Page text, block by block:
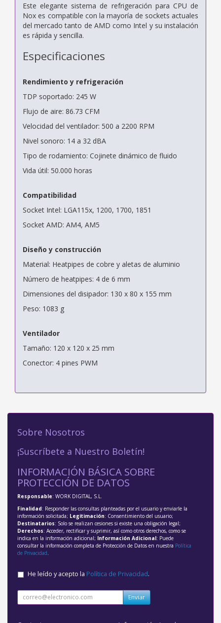
Este elegante sistema de refrigeración para CPU de
Nox es compatible con la mayoría de sockets actuales
del mercado tanto de AMD como Intel y su instalación
es rápida y sencilla.
Especificaciones
Rendimiento y refrigeración
TDP soportado: 245 W
Flujo de aire: 86.73 CFM
Velocidad del ventilador: 500 a 2200 RPM
Nivel sonoro: 14 a 32 dBA
Tipo de rodamiento: Cojinete dinámico de fluido
Vida útil: 50.000 horas
Compatibilidad
Socket Intel: LGA115x, 1200, 1700, 1851
Socket AMD: AM4, AM5
Diseño y construcción
Material: Heatpipes de cobre y aletas de aluminio
Número de heatpipes: 4 de 6 mm
Dimensiones del disipador: 130 x 80 x 155 mm
Peso: 1083 g
Ventilador
Tamaño: 120 x 120 x 25 mm
Conector: 4 pines PWM
Sobre Nosotros
¡Suscríbete a Nuestro Boletín!
INFORMACIÓN BÁSICA SOBRE
PROTECCIÓN DE DATOS
Responsable: WORK DIGITAL, S.L.
Finalidad: Responder las consultas planteadas por el usuario y enviarle la
información solicitada; Legitimación: Consentimiento del usuario;
Destinatarios: Solo se realizan cesiones si existe una obligación legal;
Derechos: Acceder, rectificar y suprimir, así como otros derechos, como se
indica en la información adicional; Información Adicional: Puede
consultar la información completa de Protección de Datos en nuestra Política
de Privacidad
He leído y acepto la Política de Privacidad.
Enviar